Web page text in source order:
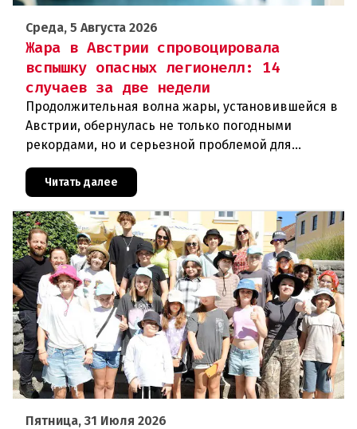
Среда, 5 Августа 2026
Жара в Австрии спровоцировала
вспышку опасных легионелл: 14
случаев за две недели
Продолжительная волна жары, установившейся в
Австрии, обернулась не только погодными
рекордами, но и серьезной проблемой для
рост случаев заражения легионел
Читать далее
Пятница, 31 Июля 2026